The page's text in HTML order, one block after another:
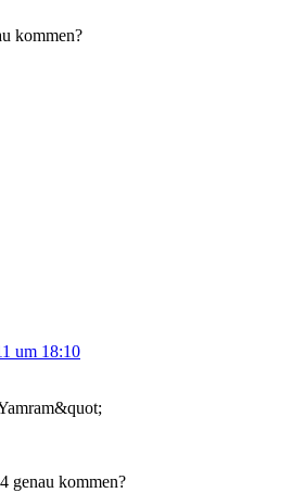
kommen?
um 18:10
genau kommen?